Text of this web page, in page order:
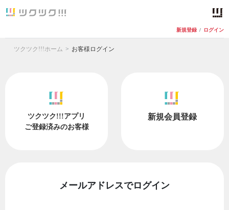
新規登録 / ログイン
ツクツク!!!ホーム お客様ログイン
ツクツク!!!アプリ
ご登録済みのお客様
新規会員登録
メールアドレスでログイン